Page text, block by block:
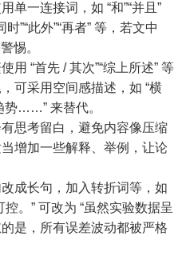
单一连接词，如 “和”“并且”
”“此外”“再者” 等，若文中
惕。
用 “首先 / 其次”“综上所述” 等
可采用空间感描述，如 “横
……” 来替代。
思考留白，避免内容像压缩
增加一些解释、举例，让论
成长句，加入转折词等，如
。” 可改为 “虽然实验数据呈
是，所有误差波动都被严格